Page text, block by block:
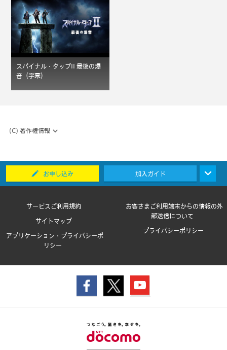
スパイナル・タップII 最後の爆
音（字幕）
(C) 著作権情報
お申し込み 加入ガイド
サービスご利用規約
お客さまご利用端末からの情報の外
部送信について
サイトマップ
プライバシーポリシー
アプリケーション・プライバシーポ
リシー